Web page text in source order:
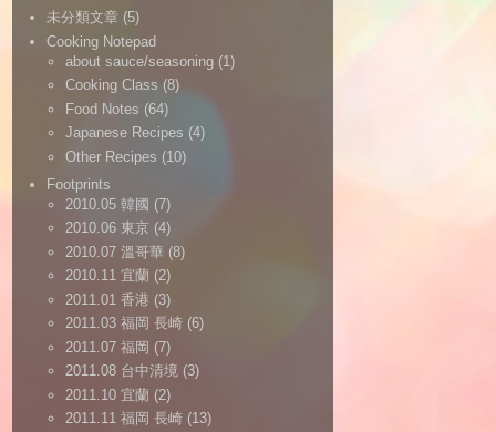
未分類文章 (5)
Cooking Notepad
about sauce/seasoning (1)
Cooking Class (8)
Food Notes (64)
Japanese Recipes (4)
Other Recipes (10)
Footprints
2010.05 韓國 (7)
2010.06 東京 (4)
2010.07 溫哥華 (8)
2010.11 宜蘭 (2)
2011.01 香港 (3)
2011.03 福岡 長崎 (6)
2011.07 福岡 (7)
2011.08 台中清境 (3)
2011.10 宜蘭 (2)
2011.11 福岡 長崎 (13)